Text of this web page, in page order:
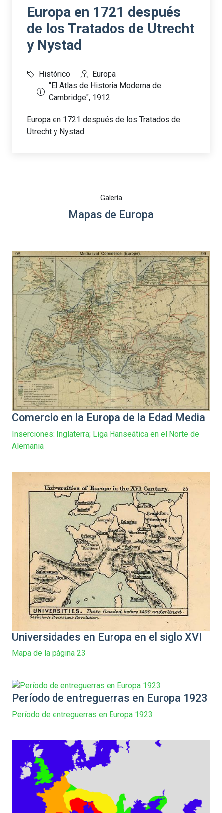
Europa en 1721 después
de los Tratados de Utrecht
y Nystad
Histórico
Europa
"El Atlas de Historia Moderna de
Cambridge", 1912
Europa en 1721 después de los Tratados de
Utrecht y Nystad
Galería
Mapas de Europa
Comercio en la Europa de la Edad Media
Inserciones: Inglaterra; Liga Hanseática en el Norte de
Alemania
Universidades en Europa en el siglo XVI
Mapa de la página 23
Período de entreguerras en Europa 1923
Período de entreguerras en Europa 1923